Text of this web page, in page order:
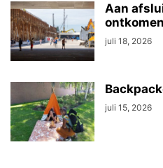
Aan
ontkomen
juli 18, 2026
juli 15, 2026